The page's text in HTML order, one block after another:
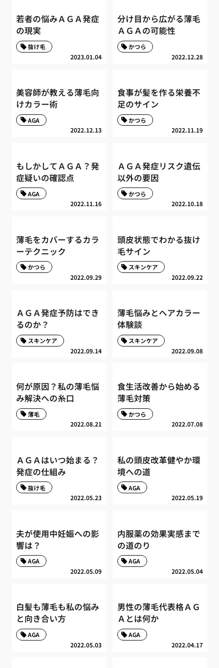
若者の悩みＡＧＡ発症
の現実
2023.01.04
抜け毛
分け目から広がる薄毛
ＡＧＡの可能性
2022.12.28
かつら
美容師が教える薄毛向
けカラー術
2022.12.13
AGA
食事が髪を作る栄養不
足のサイン
2022.11.19
かつら
もしかしてＡＧＡ？発
症疑いの確認点
2022.11.16
AGA
ＡＧＡ発症リスク遺伝
以外の要因
2022.10.18
かつら
薄毛をカバーするカラ
ーテクニック
2022.09.29
かつら
頭皮状態でわかる抜け
毛サイン
2022.09.22
スキンケア
ＡＧＡ発症予防はでき
るのか？
2022.09.14
スキンケア
薄毛悩みとヘアカラー
体験談
2022.09.08
スキンケア
何が原因？私の薄毛悩
み解決への糸口
2022.08.21
薄毛
食生活改善から始める
薄毛対策
2022.07.08
かつら
ＡＧＡはいつ始まる？
発症の仕組み
2022.05.23
抜け毛
私の頭皮改革健やか環
境への道
2022.05.19
AGA
夫が使用中妊娠への影
響は？
2022.05.09
AGA
内服薬の効果実感まで
の道のり
2022.05.04
AGA
白髪も薄毛も私の悩み
と向き合い方
2022.05.03
AGA
男性の薄毛代表格ＡＧ
Ａとは何か
2022.04.17
AGA